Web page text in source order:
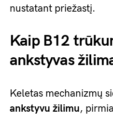
nustatant priežastį.
Kaip B12
ankstyvas
Keletas mechanizmų
ankstyvu žilimu,